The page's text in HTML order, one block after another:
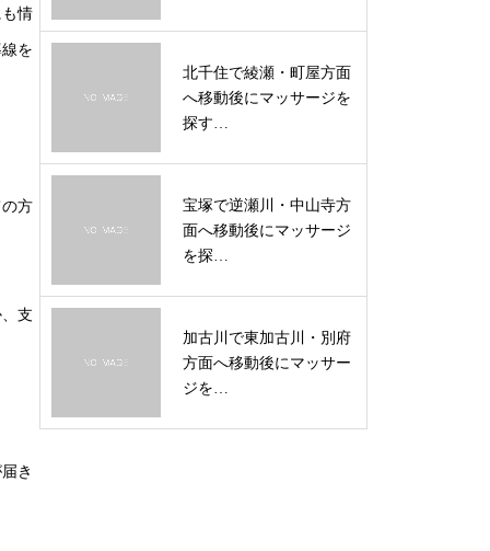
情
を
方
支
き
北千住で綾瀬・町屋方面
へ移動後にマッサージを
探す…
宝塚で逆瀬川・中山寺方
面へ移動後にマッサージ
を探…
加古川で東加古川・別府
方面へ移動後にマッサー
ジを…